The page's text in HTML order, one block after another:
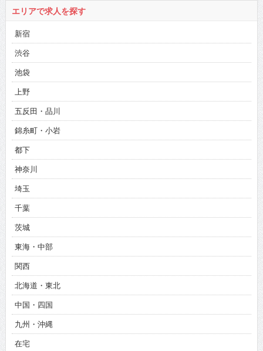
エリアで求人を探す
新宿
渋谷
池袋
上野
五反田・品川
錦糸町・小岩
都下
神奈川
埼玉
千葉
茨城
東海・中部
関西
北海道・東北
中国・四国
九州・沖縄
在宅